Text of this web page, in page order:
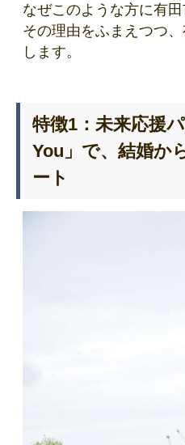
なぜこのような方に有田
その理由をふまえつつ
します。
特徴1：未来応援
You」で、結婚か
ート